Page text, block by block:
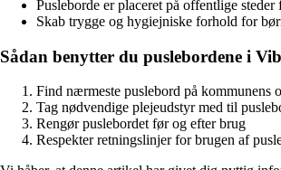
Pusleborde er placeret på offentlige steder
Skab trygge og hygiejniske forhold for
Sådan benytter du puslebordene i
Find nærmeste puslebord på kommunens
Tag nødvendige plejeudstyr med til
Rengør puslebordet før og efter brug
Respekter retningslinjer for brugen af